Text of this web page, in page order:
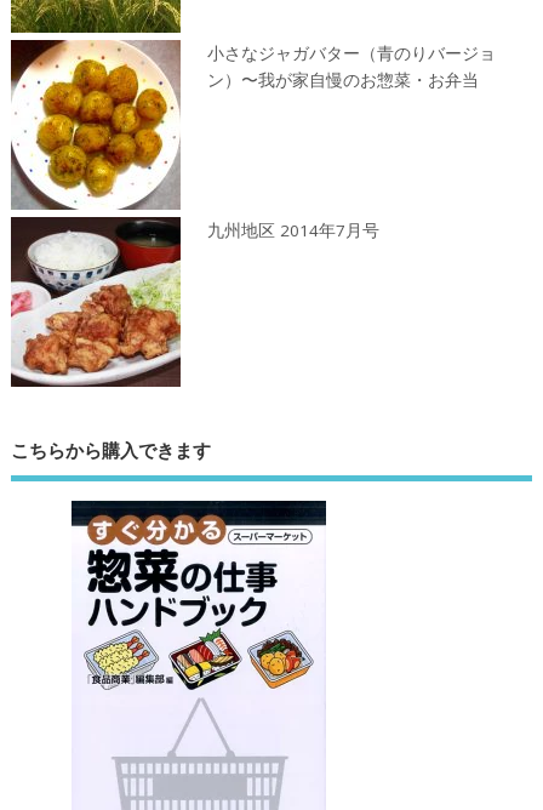
小さなジャガバター（青のりバージョ
ン）〜我が家自慢のお惣菜・お弁当
九州地区 2014年7月号
こちらから購入できます